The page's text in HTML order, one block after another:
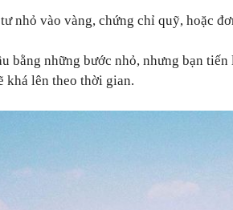
nhỏ vào vàng, chứng chỉ quỹ, hoặc
bằng những bước nhỏ, nhưng bạn
khá lên theo thời gian.